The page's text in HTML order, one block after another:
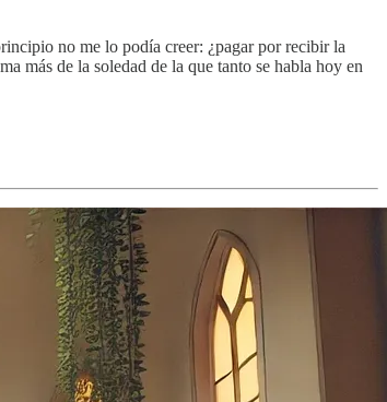
no me lo podía creer: ¿pagar por recibir la
más de la soledad de la que tanto se habla hoy en